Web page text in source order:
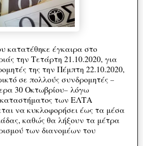
κατατέθηκε έγκαιρα στο
την Τετάρτη 21.10.2020, για
της την Πέμπτη 22.10.2020,
σε πολλούς συνδρομητές –
30 Οκτωβρίου– λόγω
καταστήματος των ΕΛΤΑ
να κυκλοφορήσει έως τα μέσα
καθώς θα λήξουν τα μέτρα
των διανομέων του